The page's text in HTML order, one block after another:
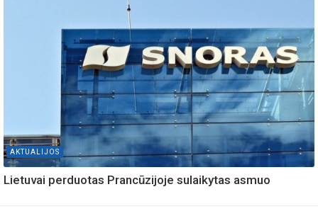
AKTUALIJOS
Lietuvai perduotas Prancūzijoje sulaikytas asmuo